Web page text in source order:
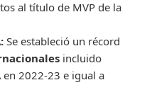
al título de MVP de la
Se estableció un récord
incluido
en 2022-23 e igual a